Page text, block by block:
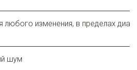
любого изменения, в пределах
шум